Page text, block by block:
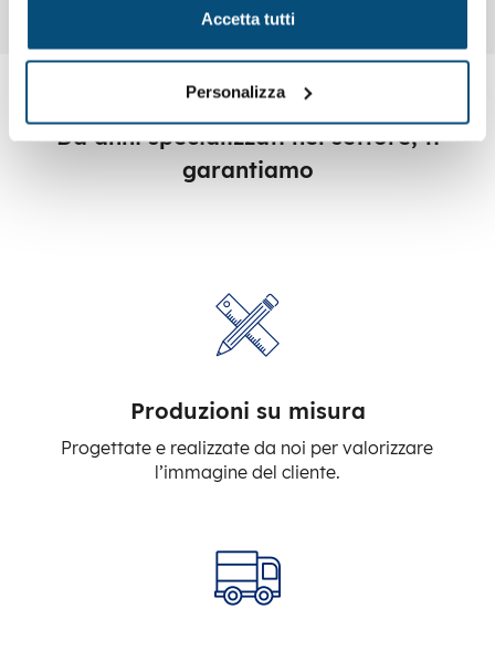
Accetta tutti
Personalizza
Da anni specializzati nel settore, ti
garantiamo
Produzioni su misura
Progettate e realizzate da noi per valorizzare
l’immagine del cliente.